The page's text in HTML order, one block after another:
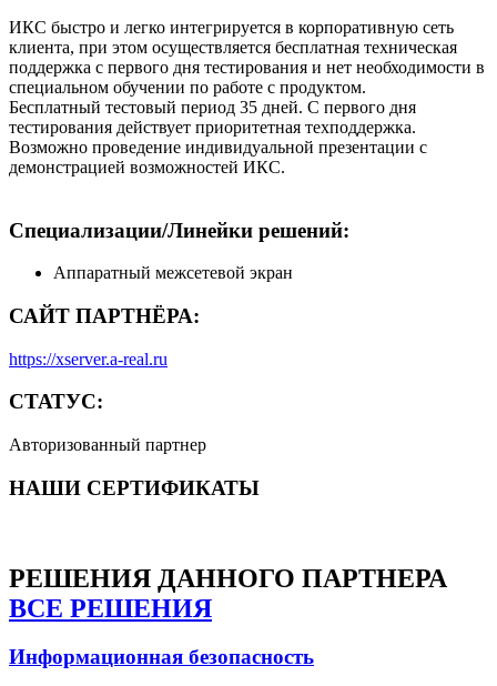
ИКС быстро и легко интегрируется в корпоративную сеть
клиента, при этом осуществляется бесплатная техническая
поддержка с первого дня тестирования и нет необходимости в
специальном обучении по работе с продуктом.
Бесплатный тестовый период 35 дней. С первого дня
тестирования действует приоритетная техподдержка.
Возможно проведение индивидуальной презентации с
демонстрацией возможностей ИКС.
Специализации/Линейки решений:
Аппаратный межсетевой экран
САЙТ ПАРТНЁРА:
https://xserver.a-real.ru
СТАТУС:
Авторизованный партнер
НАШИ СЕРТИФИКАТЫ
РЕШЕНИЯ ДАННОГО ПАРТНЕРА
ВСЕ РЕШЕНИЯ
Информационная безопасность